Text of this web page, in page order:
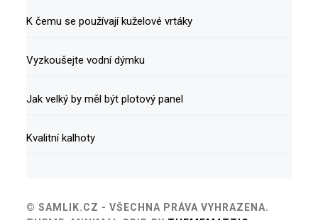
K čemu se používají kuželové vrtáky
Vyzkoušejte vodní dýmku
Jak velký by měl být plotový panel
Kvalitní kalhoty
© SAMLIK.CZ - VŠECHNA PRÁVA VYHRAZENA.